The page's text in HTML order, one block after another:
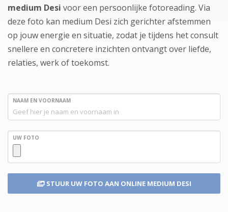
medium Desi voor een persoonlijke fotoreading. Via
deze foto kan medium Desi zich gerichter afstemmen
op jouw energie en situatie, zodat je tijdens het consult
snellere en concretere inzichten ontvangt over liefde,
relaties, werk of toekomst.
NAAM EN VOORNAAM
UW FOTO
STUUR UW FOTO AAN ONLINE MEDIUM DESI